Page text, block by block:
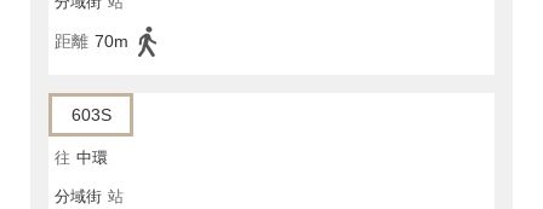
距離 70m
603S
往 中環
分域街 站